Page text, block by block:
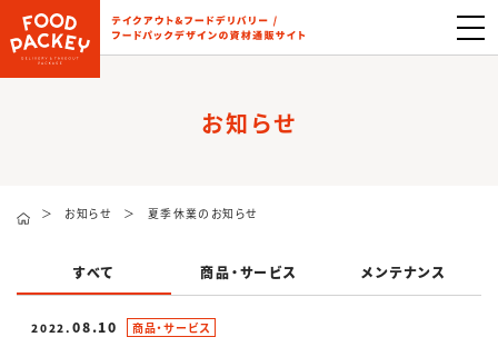
お知らせ
＞ お知らせ ＞ 夏季休業のお知らせ
すべて 商品・サービス メンテナンス
2022. 08.10 商品・サービス